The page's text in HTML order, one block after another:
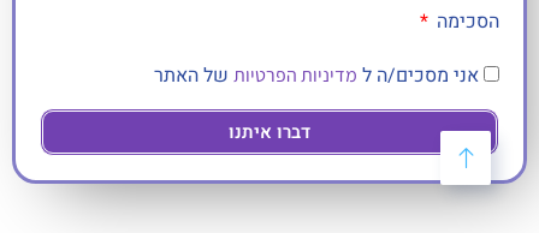
הסכימה
אני מסכים/ה ל מדיניות הפרטיות של האתר
דברו איתנו